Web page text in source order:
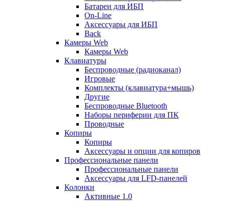
Батареи для ИБП
On-Line
Аксессуары для ИБП
Back
Камеры Web
Камеры Web
Клавиатуры
Беспроводные (радиоканал)
Игровые
Комплекты (клавиатура+мышь)
Другие
Беспроводные Bluetooth
Наборы периферии для ПК
Проводные
Копиры
Копиры
Аксессуары и опции для копиров
Профессиональные панели
Профессиональные панели
Аксессуары для LFD-панелей
Колонки
Активные 1.0